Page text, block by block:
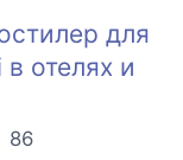
для
отелях и
86